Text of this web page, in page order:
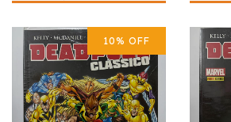
10% OFF